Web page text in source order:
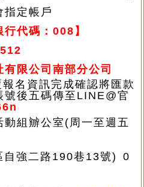
指定帳戶
代碼：008】
限公司南部分公司
名資訊完成確認將匯款
號後五碼傳至LINE@官
動組辧公室(周一至週五
自強二路190巷13號) 0